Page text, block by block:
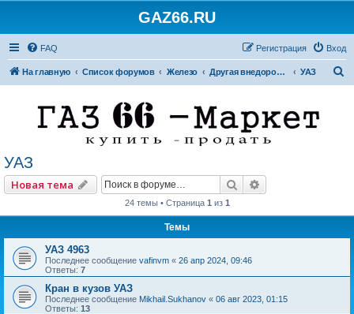
GAZ66.RU
FAQ Вход
Регистрация
На главную Список форумов Железо Другая внедорожная техника УАЗ
УАЗ
Новая тема Поиск
24 темы • Страница 1 из 1
Темы
УАЗ 4963
Последнее сообщение vafinvm « 26 апр 2024, 09:46
Ответы: 7
Кран в кузов УАЗ
Последнее сообщение Mikhail.Sukhanov « 06 авг 2023, 01:15
Ответы: 13